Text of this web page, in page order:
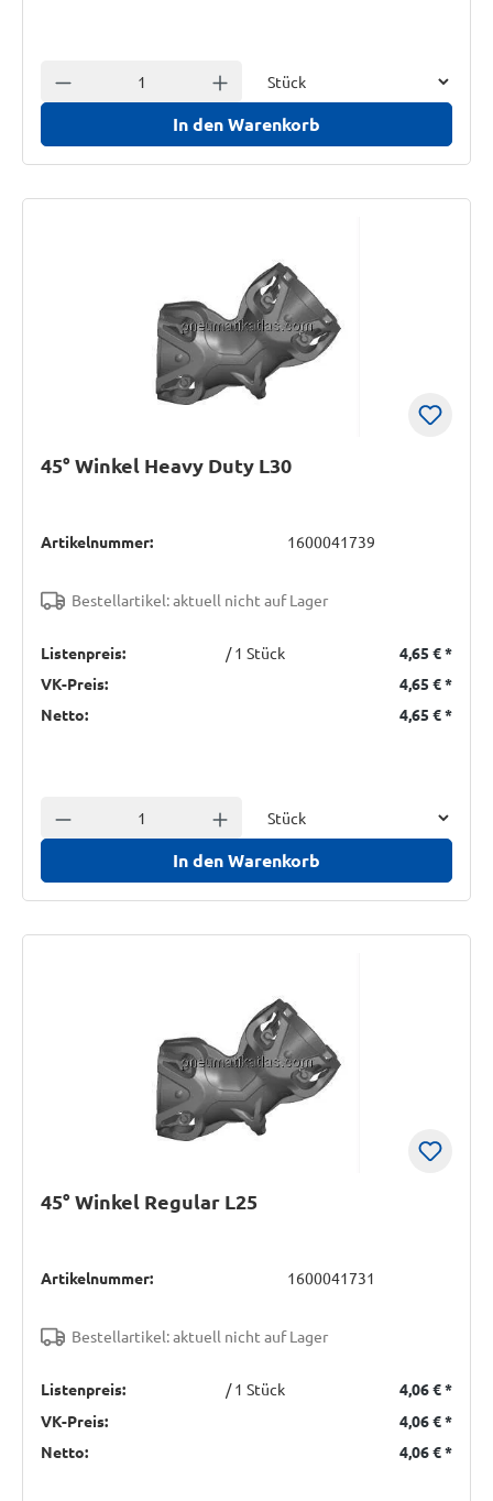
Anzahl verringern Anzahl erhöhen
In den Warenkorb
45° Winkel Heavy Duty L30
Artikelnummer: 1600041739
Bestellartikel: aktuell nicht auf Lager
Listenpreis: / 1 Stück 4,65 €*
VK-Preis:
4,65 €*
Netto:
4,65 €*
Anzahl verringern Anzahl erhöhen
In den Warenkorb
45° Winkel Regular L25
Artikelnummer: 1600041731
Bestellartikel: aktuell nicht auf Lager
Listenpreis: / 1 Stück 4,06 €*
VK-Preis:
4,06 €*
Netto:
4,06 €*